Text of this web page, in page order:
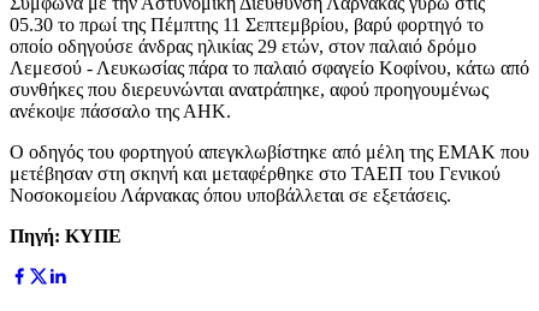
05.30 το πρωί της Πέμπτης 11 Σεπτεμβρίου, βαρύ φορτηγό το
οποίο οδηγούσε άνδρας ηλικίας 29 ετών, στον παλαιό δρόμο
Λεμεσού - Λευκωσίας πάρα το παλαιό σφαγείο Κοφίνου, κάτω από
συνθήκες που διερευνώνται ανατράπηκε, αφού προηγουμένως
ανέκοψε πάσσαλο της ΑΗΚ.
Ο οδηγός του φορτηγού απεγκλωβίστηκε από μέλη της ΕΜΑΚ που
μετέβησαν στη σκηνή και μεταφέρθηκε στο ΤΑΕΠ του Γενικού
Νοσοκομείου Λάρνακας όπου υποβάλλεται σε εξετάσεις.
Πηγή: ΚΥΠΕ